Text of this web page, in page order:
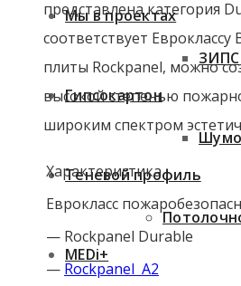
Мы в проектах
Гипсокартон
Теневой профиль
MEDi+
ЗИПС
представлена категория
соответствует Евроклассу
плиты Rockpanel, можно
высокой степенью
широким спектром
Характеристика
Еврокласс
— Rockpanel Durable
— Rockpanel A2